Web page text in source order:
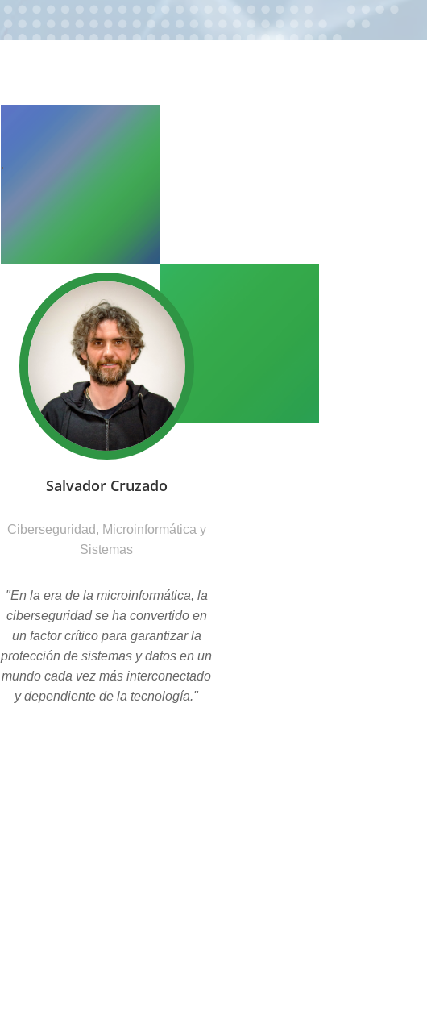
.
Salvador Cruzado
Ciberseguridad, Microinformática y
Sistemas
"En la era de la microinformática, la
ciberseguridad se ha convertido en
un factor crítico para garantizar la
protección de sistemas y datos en un
mundo cada vez más interconectado
y dependiente de la tecnología."